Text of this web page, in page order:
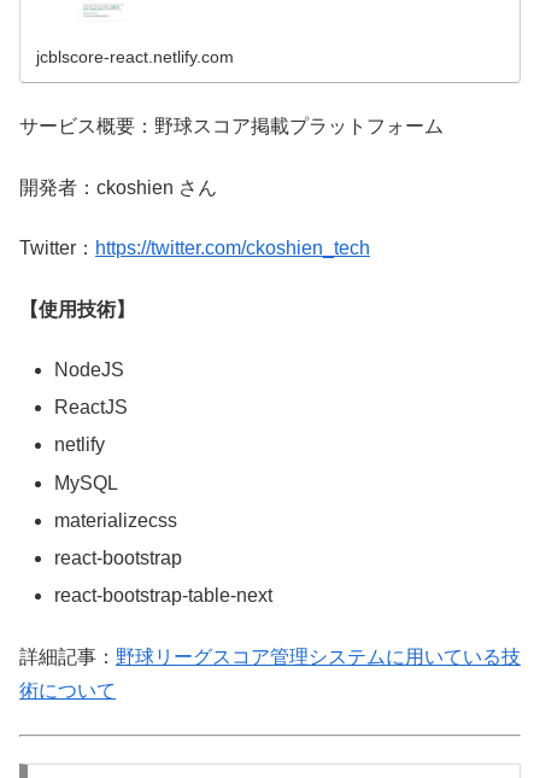
jcblscore-react.netlify.com
サービス概要：野球スコア掲載プラットフォーム
開発者：ckoshien さん
Twitter： https://twitter.com/ckoshien_tech
【使用技術】
NodeJS
ReactJS
netlify
MySQL
materializecss
react-bootstrap
react-bootstrap-table-next
詳細記事： 野球リーグスコア管理システムに用いている技
術について